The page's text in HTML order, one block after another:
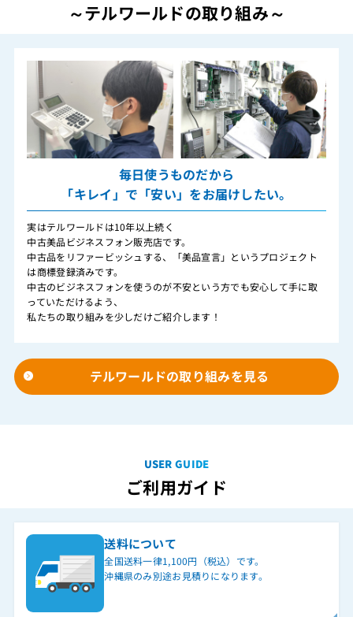
～テルワールドの取り組み～
毎日使うものだから
「キレイ」で「安い」をお届けしたい。
実はテルワールドは10年以上続く
中古美品ビジネスフォン販売店です。
中古品をリファービッシュする、「美品宣言」というプロジェクト
は商標登録済みです。
中古のビジネスフォンを使うのが不安という方でも安心して手に取
っていただけるよう、
私たちの取り組みを少しだけご紹介します！
テルワールドの取り組みを見る
USER GUIDE
ご利用ガイド
送料について
全国送料一律1,100円（税込）です。
沖縄県のみ別途お見積りになります。